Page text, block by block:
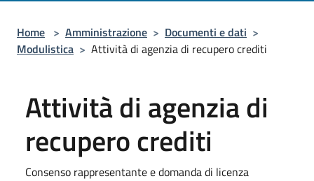
Home > Amministrazione > Documenti e dati >
Modulistica > Attività di agenzia di recupero crediti
Attività di agenzia di
recupero crediti
Consenso rappresentante e domanda di licenza